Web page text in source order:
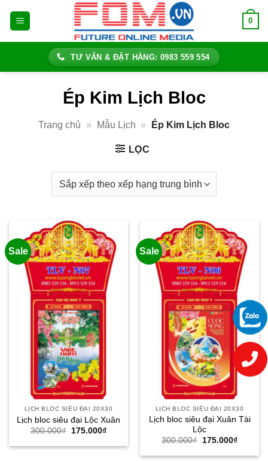
0
TƯ VẤN & ĐẶT HÀNG: 0983 559 554
Ép Kim Lịch Bloc
Trang chủ » Mẫu Lịch » Ép Kim Lịch Bloc
LỌC
Sale
LỊCH BLOC SIÊU ĐẠI 20X30
Lịch bloc siêu đại Lộc Xuân
300.000₫
Giá
là:
175.000₫Giá
tại
Sale
LỊCH BLOC SIÊU ĐẠI 20X30
Lịch bloc siêu đại Xuân Tài
Lộc
300.000₫
Giá
là:
175.000₫Giá
tại